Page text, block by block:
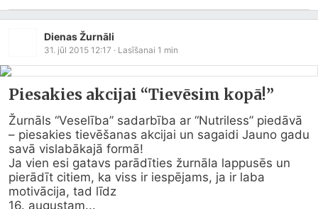
Dienas Žurnāli
31. jūl 2015 12:17 · Lasīšanai 1 min
Piesakies akcijai “Tievēsim kopā!”
Žurnāls “Veselība” sadarbība ar “Nutriless” piedāvā
– piesakies tievēšanas akcijai un sagaidi Jauno gadu
savā vislabākajā formā!
Ja vien esi gatavs parādīties žurnāla lappusēs un
pierādīt citiem, ka viss ir iespējams, ja ir laba
motivācija, tad līdz
16. augustam...